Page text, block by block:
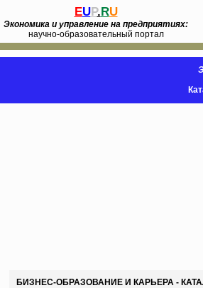
EUP.RU
Экономика и управление на предприятиях:
научно-образовательный портал
БИЗНЕС-ОБРАЗОВАНИЕ И КАРЬЕРА -